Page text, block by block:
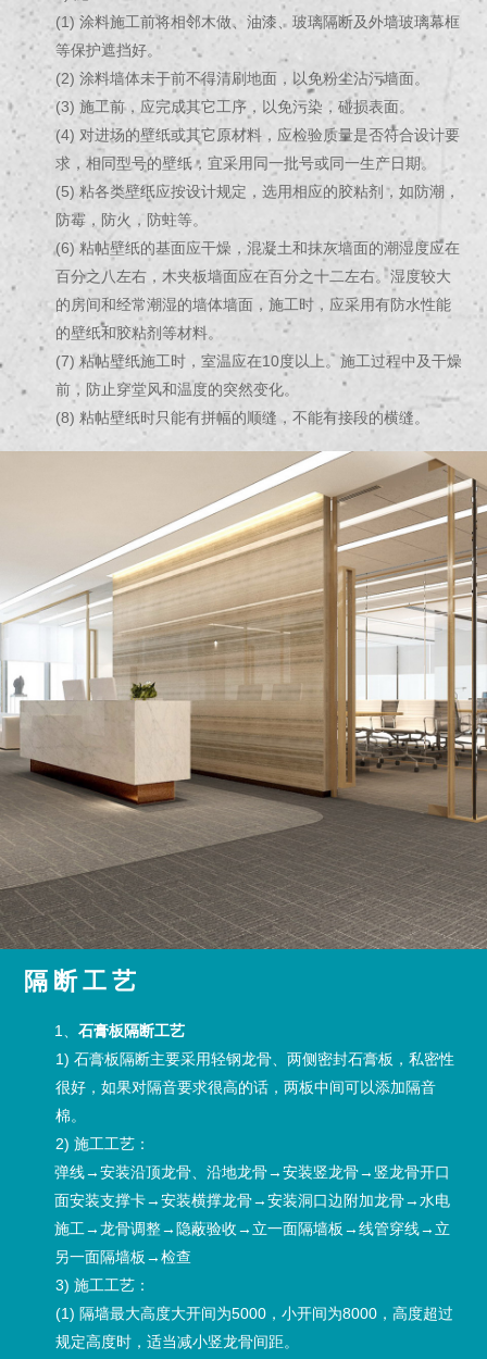
(1) 涂料施工前将相邻木做、油漆、玻璃隔断及外墙玻璃幕框
等保护遮挡好。
(2) 涂料墙体未干前不得清刷地面，以免粉尘沾污墙面。
(3) 施工前，应完成其它工序，以免污染，碰损表面。
(4) 对进场的壁纸或其它原材料，应检验质量是否符合设计要
求，相同型号的壁纸，宜采用同一批号或同一生产日期。
(5) 粘各类壁纸应按设计规定，选用相应的胶粘剂，如防潮，
防霉，防火，防蛀等。
(6) 粘帖壁纸的基面应干燥，混凝土和抹灰墙面的潮湿度应在
百分之八左右，木夹板墙面应在百分之十二左右。湿度较大
的房间和经常潮湿的墙体墙面，施工时，应采用有防水性能
的壁纸和胶粘剂等材料。
(7) 粘帖壁纸施工时，室温应在10度以上。施工过程中及干燥
前，防止穿堂风和温度的突然变化。
(8) 粘帖壁纸时只能有拼幅的顺缝，不能有接段的横缝。
隔断工艺
1、石膏板隔断工艺
1) 石膏板隔断主要采用轻钢龙骨、两侧密封石膏板，私密性
很好，如果对隔音要求很高的话，两板中间可以添加隔音
棉。
2) 施工工艺：
弹线→安装沿顶龙骨、沿地龙骨→安装竖龙骨→竖龙骨开口
面安装支撑卡→安装横撑龙骨→安装洞口边附加龙骨→水电
施工→龙骨调整→隐蔽验收→立一面隔墙板→线管穿线→立
另一面隔墙板→检查
3) 施工工艺：
(1) 隔墙最大高度大开间为5000，小开间为8000，高度超过
规定高度时，适当减小竖龙骨间距。